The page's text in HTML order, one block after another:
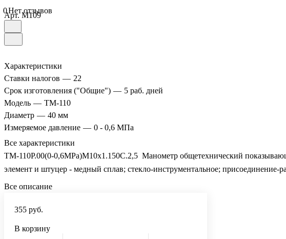
0Нет отзывов
Арт.M109
Характеристики
Ставки налогов — 22
Срок изготовления ("Общие") — 5 раб. дней
Модель — ТМ-110
Диаметр — 40 мм
Измеряемое давление — 0 - 0,6 МПа
Все характеристики
ТМ-110Р.00(0-0,6MPa)М10х1.150C.2,5 Манометр общетехнический
элемент и штуцер - медный сплав; стекло-инструментальное; присоединение-
Все описание
355 руб.
В корзину